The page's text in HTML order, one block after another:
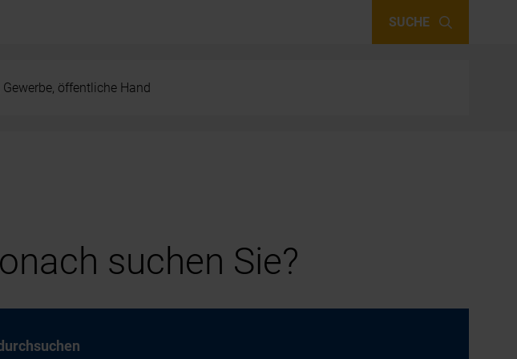
SUCHE
Gewerbe, öffentliche Hand
suchen Sie?